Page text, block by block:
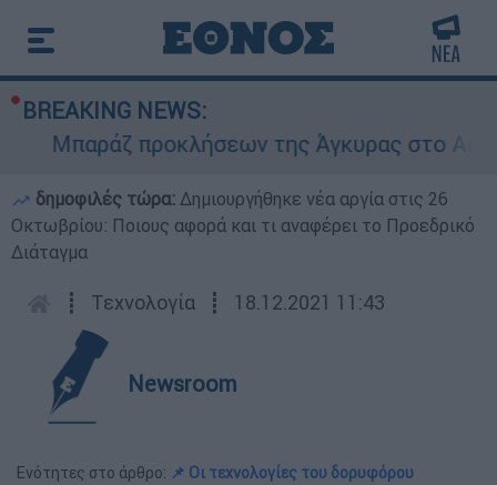
BREAKING NEWS:
Μπαράζ προκλήσεων της Άγκυρας στο
δημοφιλές τώρα: Δημιουργήθηκε νέα αργία στις 26
Οκτωβρίου: Ποιους αφορά και τι αναφέρει το Προεδρικό
Διάταγμα
┋ Τεχνολογία ┋ 18.12.2021 11:43
Newsroom
Ενότητες στο άρθρο: 📌 Οι τεχνολογίες του δορυφόρου